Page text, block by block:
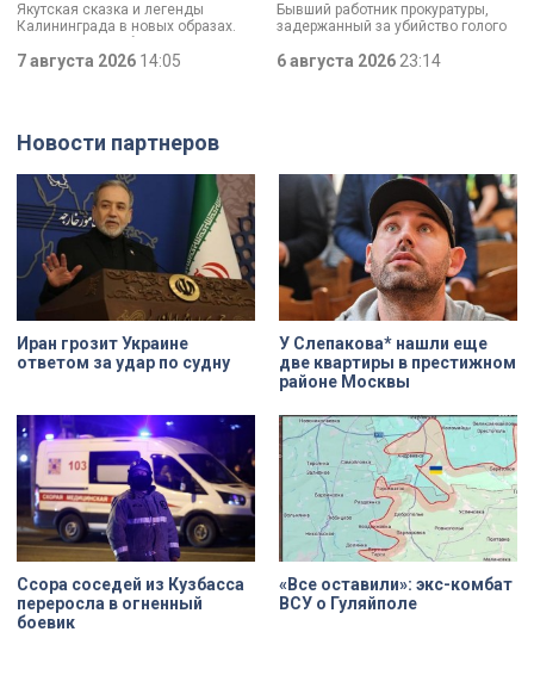
Якутская сказка и легенды
Калининграда в новых образах.
Два юных петербуржца стали
победителями всероссийского
конкурса «Моя страна — моя
народным сюжетам.
7 августа 2026 14:05
Бывший работник прокуратуры,
задержанный за убийство голого
которые толкнули его на страшное
преступление. Два года назад он
6 августа 2026 23:14
Новости партнеров
Иран грозит Украине
ответом за удар по судну
У Слепакова* нашли еще
две квартиры в престижном
районе Москвы
Ссора соседей из Кузбасса
переросла в огненный
боевик
«Все оставили»: экс-комбат
ВСУ о Гуляйполе